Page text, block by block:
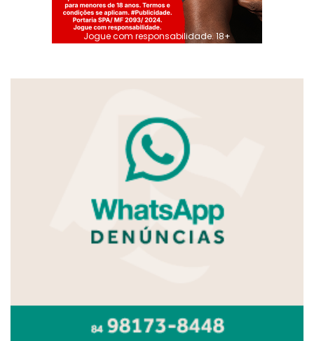
Jogue com responsabilidade. 18+